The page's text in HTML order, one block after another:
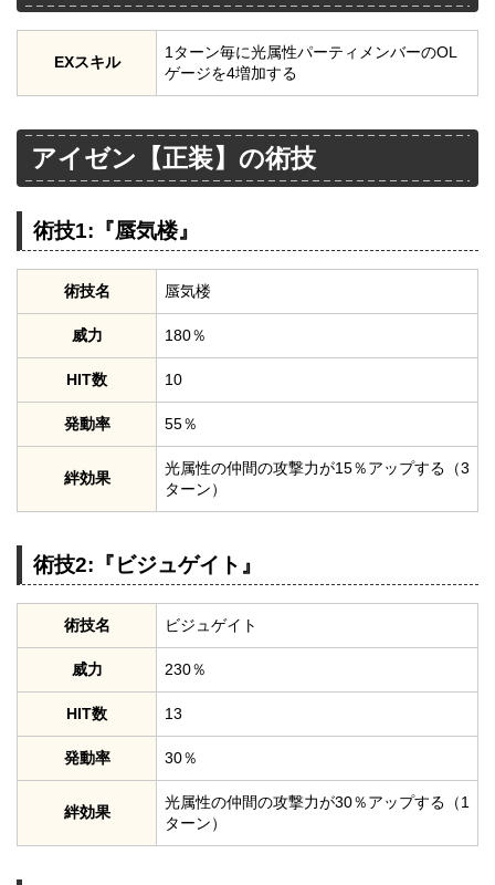
EXスキル
1ターン毎に光属性パーティメンバーのOL
ゲージを4増加する
アイゼン【正装】の術技
術技1:『蜃気楼』
術技名 蜃気楼
威力 180％
HIT数 10
発動率 55％
絆効果
光属性の仲間の攻撃力が15％アップする（3
ターン）
術技2:『ビジュゲイト』
術技名 ビジュゲイト
威力 230％
HIT数 13
発動率 30％
絆効果
光属性の仲間の攻撃力が30％アップする（1
ターン）